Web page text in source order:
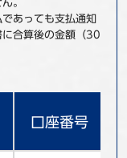
。
あっても支払通知
に合算後の金額（30
口座番号